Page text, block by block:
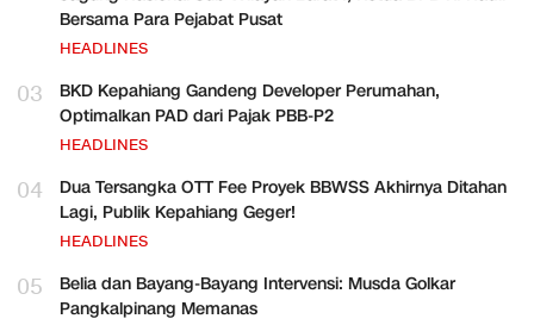
Bersama Para Pejabat Pusat
HEADLINES
03
BKD Kepahiang Gandeng Developer Perumahan,
Optimalkan PAD dari Pajak PBB-P2
HEADLINES
04
Dua Tersangka OTT Fee Proyek BBWSS Akhirnya Ditahan
Lagi, Publik Kepahiang Geger!
HEADLINES
05
Belia dan Bayang-Bayang Intervensi: Musda Golkar
Pangkalpinang Memanas